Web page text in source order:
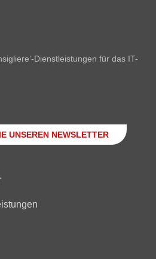
Dienstleistungen für das IT-
UNSEREN NEWSLETTER